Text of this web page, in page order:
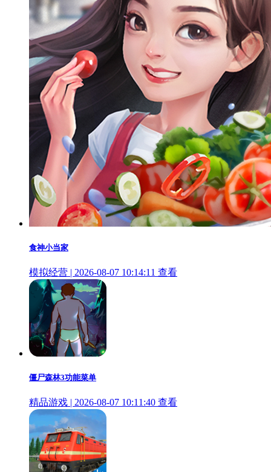
食神小当家
模拟经营 | 2026-08-07 10:14:11 查看
僵尸森林3功能菜单
精品游戏 | 2026-08-07 10:11:40 查看